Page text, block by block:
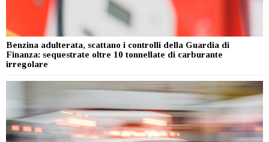
Benzina adulterata, scattano i controlli della Guardia di
Finanza: sequestrate oltre 10 tonnellate di carburante
irregolare